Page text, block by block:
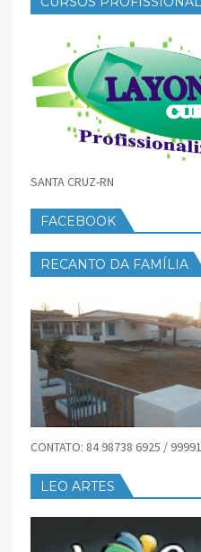
SANTA CRUZ-RN
FACEBOOK
RECANTO DA FAMÍLIA
CONTATO: 84 98738 6925 /
LEO ARTES